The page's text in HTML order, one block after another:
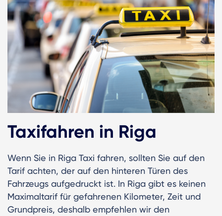
Taxifahren in Riga
Wenn Sie in Riga Taxi fahren, sollten Sie auf den
Tarif achten, der auf den hinteren Türen des
Fahrzeugs aufgedruckt ist. In Riga gibt es keinen
Maximaltarif für gefahrenen Kilometer, Zeit und
Grundpreis, deshalb empfehlen wir den